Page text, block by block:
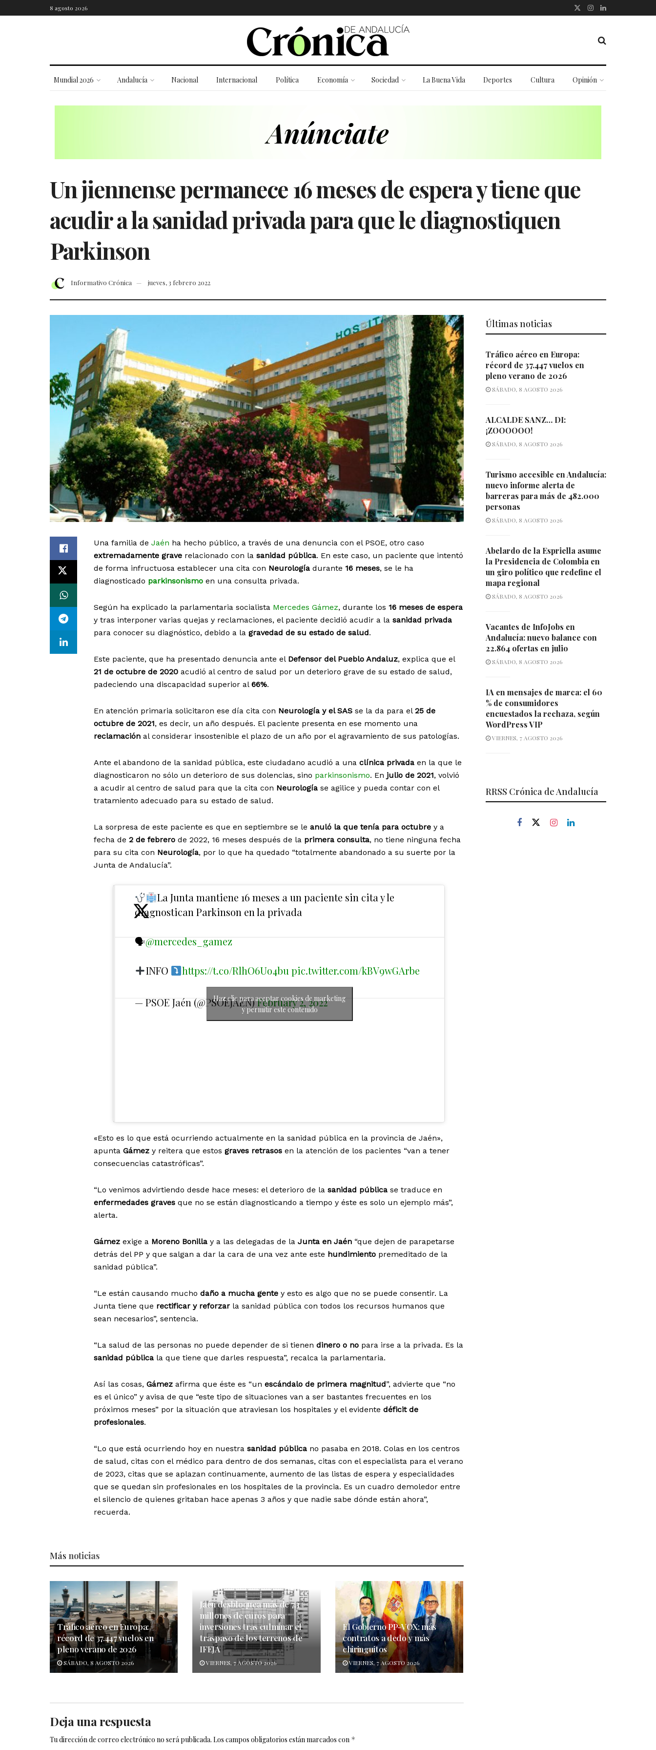
8 agosto 2026
Mundial 2026 Andalucía Nacional Internacional Política Economía Sociedad La Buena Vida Deportes Cultura Opinión
Un jiennense permanece 16 meses de espera y tiene que
acudir a la sanidad privada para que le diagnostiquen
Parkinson
Informativo Crónica jueves, 3 febrero 2022
Una familia de Jaén ha hecho público, a través de una denuncia con el PSOE, otro caso
extremadamente grave relacionado con la sanidad pública. En este caso, un paciente que intentó
de forma infructuosa establecer una cita con Neurología durante 16 meses, se le ha
diagnosticado parkinsonismo en una consulta privada.
Según ha explicado la parlamentaria socialista Mercedes Gámez, durante los 16 meses de espera
y tras interponer varias quejas y reclamaciones, el paciente decidió acudir a la sanidad privada
para conocer su diagnóstico, debido a la gravedad de su estado de salud.
Este paciente, que ha presentado denuncia ante el Defensor del Pueblo Andaluz, explica que el
21 de octubre de 2020 acudió al centro de salud por un deterioro grave de su estado de salud,
padeciendo una discapacidad superior al 66%.
En atención primaria solicitaron ese día cita con Neurología y el SAS se la da para el 25 de
octubre de 2021, es decir, un año después. El paciente presenta en ese momento una
reclamación al considerar insostenible el plazo de un año por el agravamiento de sus patologías.
Ante el abandono de la sanidad pública, este ciudadano acudió a una clínica privada en la que le
diagnosticaron no sólo un deterioro de sus dolencias, sino parkinsonismo. En julio de 2021, volvió
a acudir al centro de salud para que la cita con Neurología se agilice y pueda contar con el
tratamiento adecuado para su estado de salud.
La sorpresa de este paciente es que en septiembre se le anuló la que tenía para octubre y a
fecha de 2 de febrero de 2022, 16 meses después de la primera consulta, no tiene ninguna fecha
para su cita con Neurología, por lo que ha quedado “totalmente abandonado a su suerte por la
Junta de Andalucía”.
La Junta mantiene 16 meses a un paciente sin cita y le
diagnostican Parkinson en la privada
🗣@mercedes_gamez
INFO https://t.co/RlhO6Uo4bu pic.twitter.com/kBV9wGArbe
— PSOE Jaén (@PSOEJAEN)February 2, 2022
Haz clic para aceptar cookies de marketing
y permitir este contenido
«Esto es lo que está ocurriendo actualmente en la sanidad pública en la provincia de Jaén»,
apunta Gámez y reitera que estos graves retrasos en la atención de los pacientes “van a tener
consecuencias catastróficas”.
“Lo venimos advirtiendo desde hace meses: el deterioro de la sanidad pública se traduce en
enfermedades graves que no se están diagnosticando a tiempo y éste es solo un ejemplo más”,
alerta.
Gámez exige a Moreno Bonilla y a las delegadas de la Junta en Jaén “que dejen de parapetarse
detrás del PP y que salgan a dar la cara de una vez ante este hundimiento premeditado de la
sanidad pública”.
“Le están causando mucho daño a mucha gente y esto es algo que no se puede consentir. La
Junta tiene que rectificar y reforzar la sanidad pública con todos los recursos humanos que
sean necesarios”, sentencia.
“La salud de las personas no puede depender de si tienen dinero o no para irse a la privada. Es la
sanidad pública la que tiene que darles respuesta”, recalca la parlamentaria.
Así las cosas, Gámez afirma que éste es “un escándalo de primera magnitud”, advierte que “no
es el único” y avisa de que “este tipo de situaciones van a ser bastantes frecuentes en los
próximos meses” por la situación que atraviesan los hospitales y el evidente déficit de
profesionales.
“Lo que está ocurriendo hoy en nuestra sanidad pública no pasaba en 2018. Colas en los centros
de salud, citas con el médico para dentro de dos semanas, citas con el especialista para el verano
de 2023, citas que se aplazan continuamente, aumento de las listas de espera y especialidades
que se quedan sin profesionales en los hospitales de la provincia. Es un cuadro demoledor entre
el silencio de quienes gritaban hace apenas 3 años y que nadie sabe dónde están ahora”,
recuerda.
Más noticias
Tráfico aéreo en Europa:
récord de 37.447 vuelos en
pleno verano de 2026
SÁBADO, 8 AGOSTO 2026
Jaén desbloquea más de 7,3
millones de euros para
inversiones tras culminar el
traspaso de los terrenos de
IFEJA
VIERNES, 7 AGOSTO 2026
El Gobierno PP-VOX: más
contratos a dedo y más
chiringuitos
VIERNES, 7 AGOSTO 2026
Deja una respuesta
Tu dirección de correo electrónico no será publicada. Los campos obligatorios están marcados con *
Últimas noticias
Tráfico aéreo en Europa:
récord de 37.447 vuelos en
pleno verano de 2026
SÁBADO, 8 AGOSTO 2026
ALCALDE SANZ… DI:
¡ZOOOOOO!
SÁBADO, 8 AGOSTO 2026
Turismo accesible en Andalucía:
nuevo informe alerta de
barreras para más de 482.000
personas
SÁBADO, 8 AGOSTO 2026
Abelardo de la Espriella asume
la Presidencia de Colombia en
un giro político que redefine el
mapa regional
SÁBADO, 8 AGOSTO 2026
Vacantes de InfoJobs en
Andalucía: nuevo balance con
22.864 ofertas en julio
SÁBADO, 8 AGOSTO 2026
IA en mensajes de marca: el 60
% de consumidores
encuestados la rechaza, según
WordPress VIP
VIERNES, 7 AGOSTO 2026
RRSS Crónica de Andalucía